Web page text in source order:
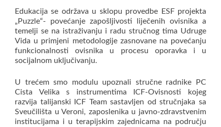
Edukacija se održava u sklopu provedbe ESF projekta
„Puzzle“- povećanje zapošljivosti liječenih ovisnika a
temelji se na istraživanju i radu stručnog tima Udruge
Vida u primjeni metodologije zasnovane na povećanju
funkcionalnosti ovisnika u procesu oporavka i u
socijalnom uključivanju.
U trećem smo modulu upoznali stručne radnike PC
Cista Velika s instrumentima ICF-Ovisnosti kojeg
razvija talijanski ICF Team sastavljen od stručnjaka sa
Sveučilišta u Veroni, zaposlenika u javno-zdravstvenim
institucijama i u terapijskim zajednicama na području